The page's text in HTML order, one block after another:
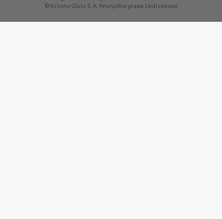
© Krosno Glass S. A. Wszystkie prawa zastrzezone